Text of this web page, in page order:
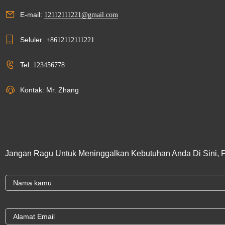
E-mail: 12112111221@gmail.com
Seluler: +8612112111221
Tel: 123456778
Kontak: Mr. Zhang
Jangan Ragu Untuk Meninggalkan Kebutuhan Anda Di Sini,